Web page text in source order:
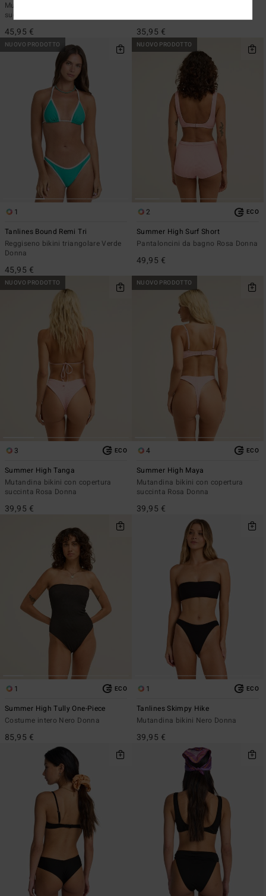
Mutandina bikini con copertura
succinta Blu Donna
45,95 € 35,95 €
NUOVO PRODOTTO
1
Tanlines Bound Remi Tri
Reggiseno bikini triangolare Verde
Donna
45,95 €
NUOVO PRODOTTO
2 ECO
Summer High Surf Short
Pantaloncini da bagno Rosa Donna
49,95 €
NUOVO PRODOTTO
3 ECO
Summer High Tanga
Mutandina bikini con copertura
succinta Rosa Donna
39,95 €
NUOVO PRODOTTO
4 ECO
Summer High Maya
Mutandina bikini con copertura
succinta Rosa Donna
39,95 €
1 ECO
Summer High Tully One-Piece
Costume intero Nero Donna
85,95 €
1 ECO
Tanlines Skimpy Hike
Mutandina bikini Nero Donna
39,95 €